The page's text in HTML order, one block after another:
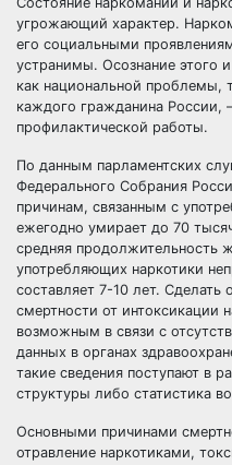
угрожающий характер.
его социальными
устранимы. Осознание этого
как национальной проблемы,
каждого гражданина России,
профилактической работы.
По данным парламентских
Федерального Собрания
причинам, связанным с
ежегодно умирает до 70
средняя продолжительность
употребляющих наркотики
составляет 7-10 лет.
смертности от интоксикации
возможным в связи с
данных в органах
такие сведения поступают в
структуры либо статистика
Основными причинами
отравление наркотиками,